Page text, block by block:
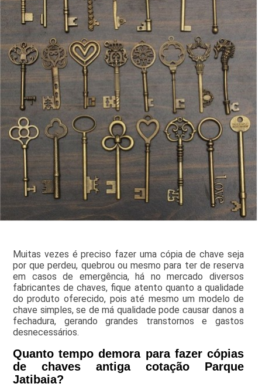
Muitas vezes é preciso fazer uma cópia de chave seja
por que perdeu, quebrou ou mesmo para ter de reserva
em casos de emergência, há no mercado diversos
fabricantes de chaves, fique atento quanto a qualidade
do produto oferecido, pois até mesmo um modelo de
chave simples, se de má qualidade pode causar danos a
fechadura, gerando grandes transtornos e gastos
desnecessários.
Quanto tempo demora para fazer cópias
de chaves antiga cotação Parque
Jatibaia?